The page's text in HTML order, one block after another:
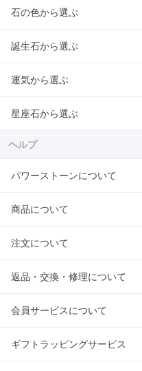
石の色から選ぶ
誕生石から選ぶ
運気から選ぶ
星座石から選ぶ
ヘルプ
パワーストーンについて
商品について
注文について
返品・交換・修理について
会員サービスについて
ギフトラッピングサービス